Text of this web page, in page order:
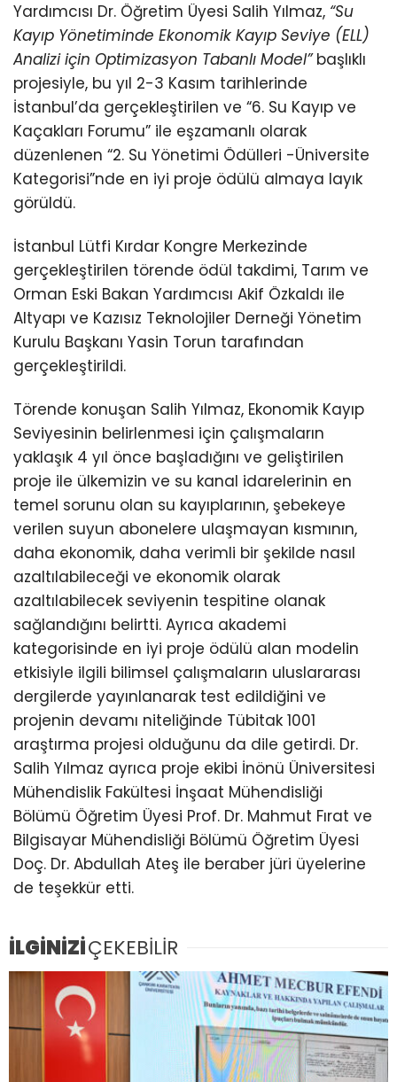
Yardımcısı Dr. Öğretim Üyesi Salih Yılmaz, “Su
Kayıp Yönetiminde Ekonomik Kayıp Seviye (ELL)
Analizi için Optimizasyon Tabanlı Model”başlıklı
projesiyle, bu yıl 2-3 Kasım tarihlerinde
İstanbul’da gerçekleştirilen ve “6. Su Kayıp ve
Kaçakları Forumu” ile eşzamanlı olarak
düzenlenen “2. Su Yönetimi Ödülleri -Üniversite
Kategorisi”nde en iyi proje ödülü almaya layık
görüldü.
İstanbul Lütfi Kırdar Kongre Merkezinde
gerçekleştirilen törende ödül takdimi, Tarım ve
Orman Eski Bakan Yardımcısı Akif Özkaldı ile
Altyapı ve Kazısız Teknolojiler Derneği Yönetim
Kurulu Başkanı Yasin Torun tarafından
gerçekleştirildi.
Törende konuşan Salih Yılmaz, Ekonomik Kayıp
Seviyesinin belirlenmesi için çalışmaların
yaklaşık 4 yıl önce başladığını ve geliştirilen
proje ile ülkemizin ve su kanal idarelerinin en
temel sorunu olan su kayıplarının, şebekeye
verilen suyun abonelere ulaşmayan kısmının,
daha ekonomik, daha verimli bir şekilde nasıl
azaltılabileceği ve ekonomik olarak
azaltılabilecek seviyenin tespitine olanak
sağlandığını belirtti. Ayrıca akademi
kategorisinde en iyi proje ödülü alan modelin
etkisiyle ilgili bilimsel çalışmaların uluslararası
dergilerde yayınlanarak test edildiğini ve
projenin devamı niteliğinde Tübitak 1001
araştırma projesi olduğunu da dile getirdi. Dr.
Salih Yılmaz ayrıca proje ekibi İnönü Üniversitesi
Mühendislik Fakültesi İnşaat Mühendisliği
Bölümü Öğretim Üyesi Prof. Dr. Mahmut Fırat ve
Bilgisayar Mühendisliği Bölümü Öğretim Üyesi
Doç. Dr. Abdullah Ateş ile beraber jüri üyelerine
de teşekkür etti.
İLGİNİZİÇEKEBİLİR